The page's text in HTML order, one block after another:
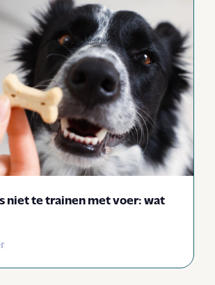
niet te trainen met voer: wat